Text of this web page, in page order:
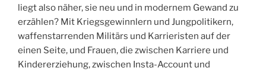
liegt also näher, sie neu und in modernem Gewand zu
erzählen? Mit Kriegsgewinnlern und Jungpolitikern,
waffenstarrenden Militärs und Karrieristen auf der
einen Seite, und Frauen, die zwischen Karriere und
Kindererziehung, zwischen Insta-Account und